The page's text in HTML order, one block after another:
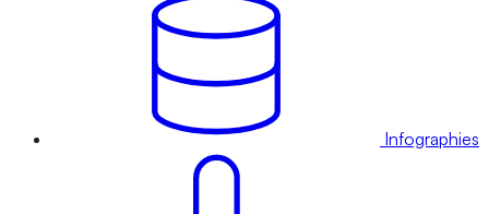
Infographies